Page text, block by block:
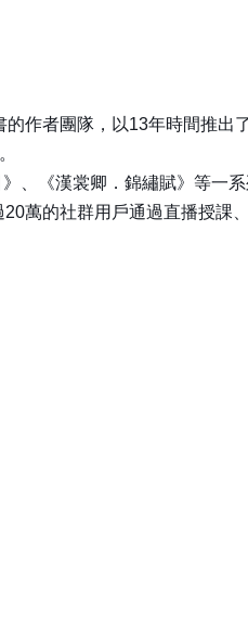
者團隊，以13年時間推出
《漢裳卿．錦繡賦》等一
萬的社群用戶通過直播授